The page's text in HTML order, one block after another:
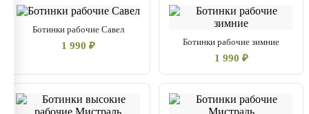
Ботинки рабочие Савел
1 990 ₽ Ботинки рабочие зимние
1 990 ₽